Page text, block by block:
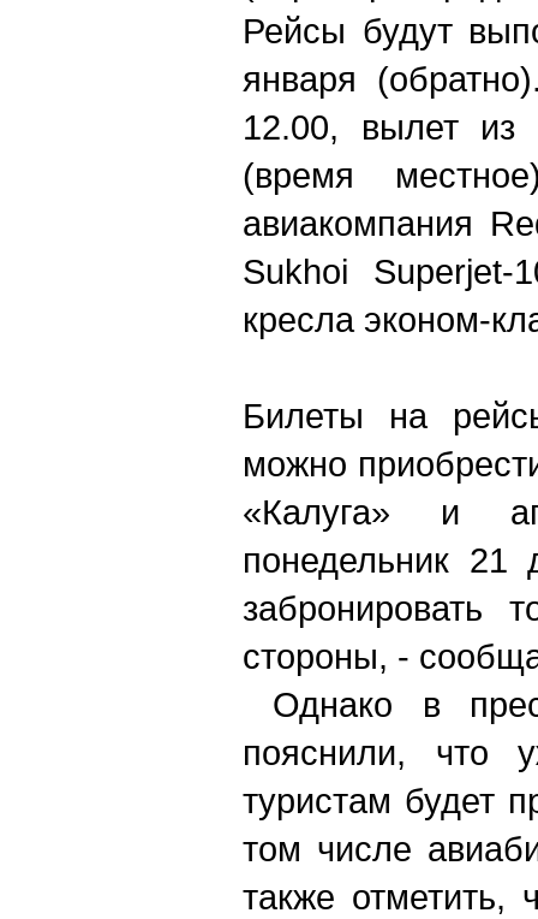
Рейсы будут
января
12.00, вылет
(время
авиакомпания
Sukhoi Superjet-
кресла эконом-
Билеты на
можно
«Калуга» и
понедельник
забронировать
стороны, -
Однако в
пояснили, что
туристам будет
том числе
также отметить,